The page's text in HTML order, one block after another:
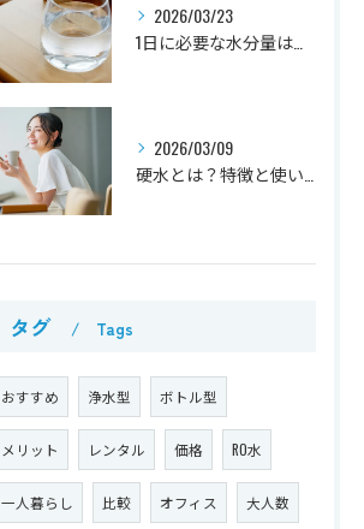
2026/03/23
2026/03/09
タグ Tags
おすすめ 浄水型 ボトル型
メリット レンタル 価格 RO水
一人暮らし 比較 オフィス 大人数